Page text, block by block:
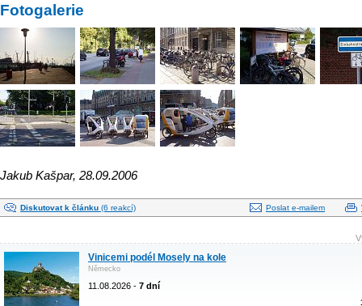
Fotogalerie
Jakub Kašpar, 28.09.2006
Diskutovat k článku (6 reakcí) Poslat e-mailem
Vinicemi podél Mosely na kole
Německo
11.08.2026 - 7 dní